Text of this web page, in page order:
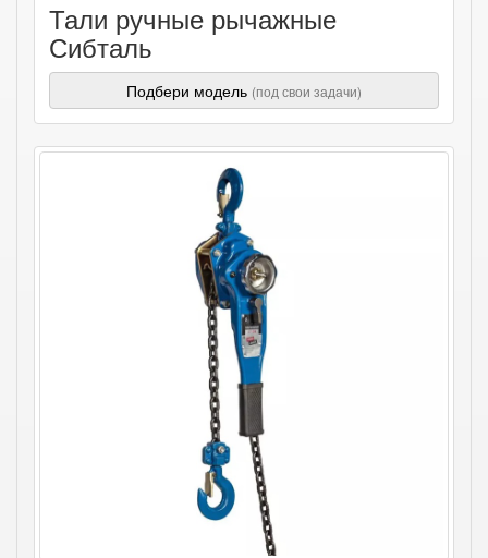
Тали ручные рычажные
Сибталь
Подбери модель (под свои задачи)